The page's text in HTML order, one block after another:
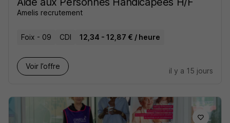
Amelis recrutement
Foix - 09 CDI 12,34 - 12,87 € / heure
Voir l’offre
il y a 15 jours